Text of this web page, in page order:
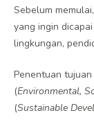
Sebelum
yang ingin
lingkungan,
Penentuan
(Environmental,
(Sustainable